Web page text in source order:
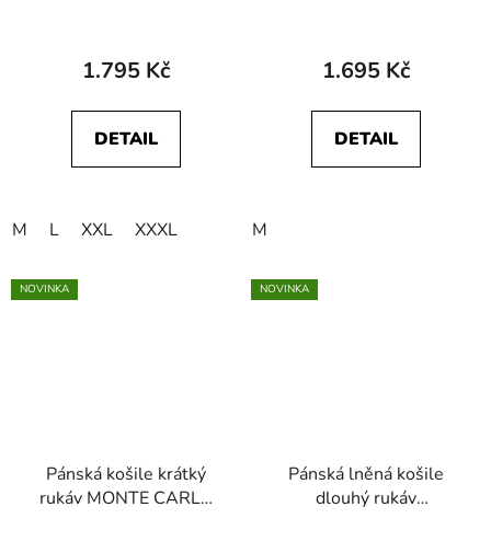
1.795 Kč
DETAIL
M L XXL XXXL
1.695 Kč
DETAIL
M
NOVINKA
Pánská košile krátký
rukáv MONTE CARLO
NOVINKA
Pánská lněná košile
dlouhý rukáv